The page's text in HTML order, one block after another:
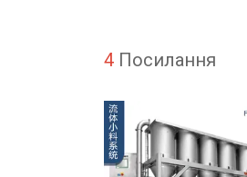
4 Посилання